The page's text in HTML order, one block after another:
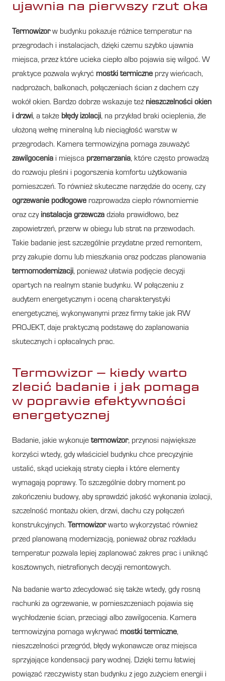
ujawnia na pierwszy rzut oka
Termowizorw budynku pokazuje różnice temperatur na
przegrodach i instalacjach, dzięki czemu szybko ujawnia
miejsca, przez które ucieka ciepło albo pojawia się wilgoć. W
praktyce pozwala wykryć mostki termiczne przy wieńcach,
nadprożach, balkonach, połączeniach ścian z dachem czy
wokół okien. Bardzo dobrze wskazuje też nieszczelności okien
i drzwi, a także błędy izolacji, na przykład braki ocieplenia, źle
ułożoną wełnę mineralną lub nieciągłość warstw w
przegrodach. Kamera termowizyjna pomaga zauważyć
zawilgocenia i miejsca przemarzania, które często prowadzą
do rozwoju pleśni i pogorszenia komfortu użytkowania
pomieszczeń. To również skuteczne narzędzie do oceny, czy
ogrzewanie podłogowe rozprowadza ciepło równomiernie
oraz czy instalacja grzewcza działa prawidłowo, bez
zapowietrzeń, przerw w obiegu lub strat na przewodach.
Takie badanie jest szczególnie przydatne przed remontem,
przy zakupie domu lub mieszkania oraz podczas planowania
termomodernizacji, ponieważ ułatwia podjęcie decyzji
opartych na realnym stanie budynku. W połączeniu z
audytem energetycznym i oceną charakterystyki
energetycznej, wykonywanymi przez firmy takie jak RW
PROJEKT, daje praktyczną podstawę do zaplanowania
skutecznych i opłacalnych prac.
Termowizor – kiedy warto
zlecić badanie i jak pomaga
w poprawie efektywności
energetycznej
Badanie, jakie wykonuje termowizor, przynosi największe
korzyści wtedy, gdy właściciel budynku chce precyzyjnie
ustalić, skąd uciekają straty ciepła i które elementy
wymagają poprawy. To szczególnie dobry moment po
zakończeniu budowy, aby sprawdzić jakość wykonania izolacji,
szczelność montażu okien, drzwi, dachu czy połączeń
konstrukcyjnych. Termowizorwarto wykorzystać również
przed planowaną modernizacją, ponieważ obraz rozkładu
temperatur pozwala lepiej zaplanować zakres prac i uniknąć
kosztownych, nietrafionych decyzji remontowych.
Na badanie warto zdecydować się także wtedy, gdy rosną
rachunki za ogrzewanie, w pomieszczeniach pojawia się
wychłodzenie ścian, przeciągi albo zawilgocenia. Kamera
termowizyjna pomaga wykrywać mostki termiczne,
nieszczelności przegród, błędy wykonawcze oraz miejsca
sprzyjające kondensacji pary wodnej. Dzięki temu łatwiej
powiązać rzeczywisty stan budynku z jego zużyciem energii i